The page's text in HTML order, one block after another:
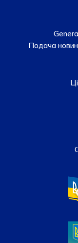
Подача новин